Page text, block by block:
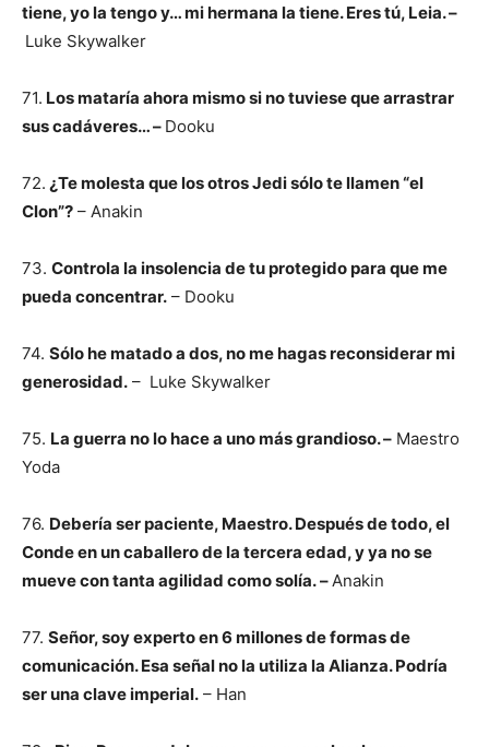
tiene, yo la tengo y… mi hermana la tiene. Eres tú, Leia. –
Luke Skywalker
71. Los mataría ahora mismo si no tuviese que arrastrar
sus cadáveres… – Dooku
72. ¿Te molesta que los otros Jedi sólo te llamen “el
Clon”? – Anakin
73. Controla la insolencia de tu protegido para que me
pueda concentrar. – Dooku
74. Sólo he matado a dos, no me hagas reconsiderar mi
generosidad. – Luke Skywalker
75. La guerra no lo hace a uno más grandioso. – Maestro
Yoda
76. Debería ser paciente, Maestro. Después de todo, el
Conde en un caballero de la tercera edad, y ya no se
mueve con tanta agilidad como solía. – Anakin
77. Señor, soy experto en 6 millones de formas de
comunicación. Esa señal no la utiliza la Alianza. Podría
ser una clave imperial. – Han